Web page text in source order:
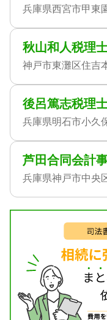
兵庫県西宮市甲東
秋山和人税理
神戸市東灘区住吉
後呂篤志税理
兵庫県明石市小久
芦田合同会計
兵庫県神戸市中央